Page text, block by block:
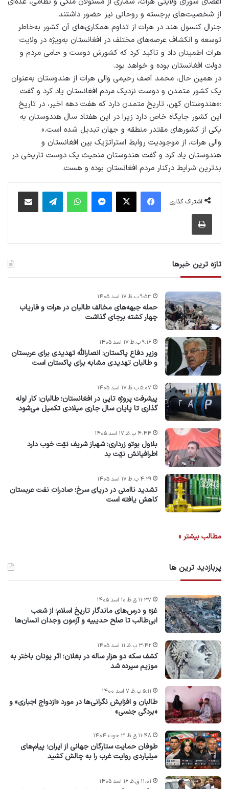
از شخصیت‌های برجسته و روحانی نیز حضور داشتند.
جنرال کنسول هند در هرات از تداوم همکاری‌های آن کشور به‌خاطر
توسعه و انکشاف عرصه‌های مختلف در افغانستان به‌ویژه در ولایت
هرات اطمینان داد و تاکید کرد که کشورش دوست و حامی مردم و
دولت افغانستان بوده و خواهد بود.
در همین حال، محمد آصف رحیمی والی هرات از هندوستان به‌عنوان
یک کشور متمدن و دوست نزدیک مردم افغانستان یاد کرد و گفت
:«هندوستان کهن، تاریخ متمدن دارد که هفت دهه اخیر، در تاریخ
این کشور جایگاه خاص دارد زیرا در این هفتاد سال هندوستان به
یکی از کشورهای مقتدر منطقه و جهان تبدیل شده است.»
والی هرات، از موجودیت روابط استراتژیک بین افغانستان و
هندوستان یاد کرد و گفت هندوستان منحیث یک دوست تاریخی در
بدترین شرایط درکنار مردم افغانستان بوده و هست.
اشتراک گذاری
فیس بوک پیام رسان واتس آپ
تازه ترین خبرها
حمله جبهه‌های مخالف طالبان در هرات و فاریاب
چهار کشته برجای گذاشت
۹:۵۳ ب.ظ ۱۷ اسد ۱۴۰۵
وزیر دفاع پاکستان: انصارالله تهدیدی برای عربستان
و طالبان تهدیدی مشابه برای پاکستان است
۹:۱۶ ب.ظ ۱۷ اسد ۱۴۰۵
پیشرفت پروژه‌ تاپی در افغانستان؛ طالبان: کار لوله
گذاری تا پایان سال جاری میلادی تکمیل می‌شود
۵:۰۷ ب.ظ ۱۷ اسد ۱۴۰۵
بلاول بوتو زرداری: شهباز شریف نیّت خوب دارد
اطرافیانش نیّت بد
۴:۴۴ ب.ظ ۱۷ اسد ۱۴۰۵
تشدید ناامنی در دریای سرخ؛ صادرات نفت عربستان
کاهش یافته است
۴:۲۹ ب.ظ ۱۷ اسد ۱۴۰۵
مطالب بیشتر »
پربازدید ترین ها
غزه و درس‌های ماندگار تاریخ اسلام؛ از شعب
ابی‌طالب تا صلح حدیبیه و آزمون وجدان انسان‌ها
۱۱:۳۷ ق.ظ ۱۰ اسد ۱۴۰۵
کشف سکه دو هزار ساله در بغلان؛ اثر یونان باختر به
موزیم سپرده شد
۳:۴۲ ب.ظ ۱۱ اسد ۱۴۰۵
طالبان و افزایش نگرانی‌ها در مورد «ازدواج اجباری» و
«بردگی جنسی»
۵:۱۱ ب.ظ ۷ اسد ۱۴۰۰
طوفان حمایت ستارگان جهانی از ایران؛ پیام‌های
میلیاردی روایت غرب را به چالش کشید
۱۱:۴۸ ق.ظ ۲۱ حوت ۱۴۰۴
۱۱:۰۱ ق.ظ ۱۶ اسد ۱۴۰۵